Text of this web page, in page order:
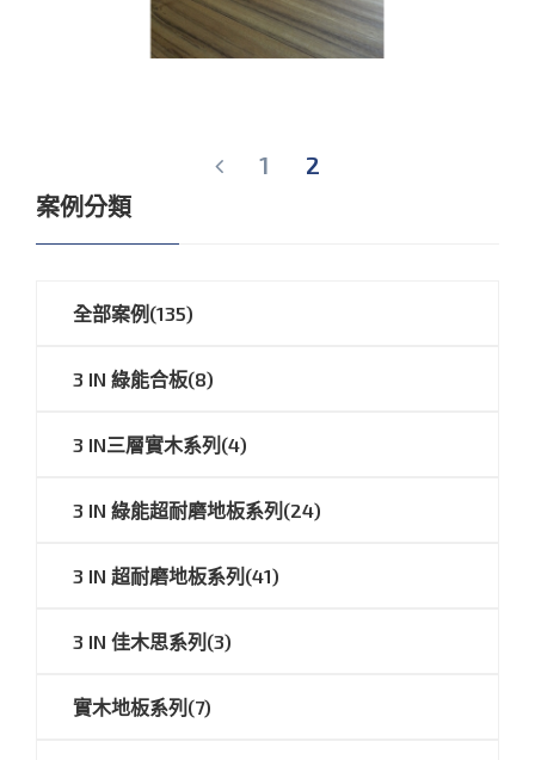
1
2
案例分類
全部案例(135)
3 IN 綠能合板(8)
3 IN三層實木系列(4)
3 IN 綠能超耐磨地板系列(24)
3 IN 超耐磨地板系列(41)
3 IN 佳木思系列(3)
實木地板系列(7)